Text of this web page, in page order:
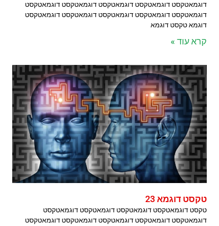
דוגמאטקסט דוגמאטקסט דוגמאטקסט דוגמאטקסט דוגמאטקסט
דוגמאטקסט דוגמאטקסט דוגמאטקסט דוגמאטקסט דוגמאטקסט
דוגמא טקסט דוגמא
קרא עוד »
טקסט דוגמא 23
טקסט דוגמאטקסט דוגמאטקסט דוגמאטקסט דוגמאטקסט
דוגמאטקסט דוגמאטקסט דוגמאטקסט דוגמאטקסט דוגמאטקסט